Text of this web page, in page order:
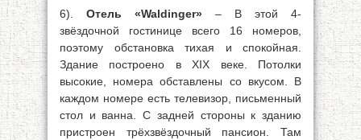
6). Отель «Waldinger» – В этой 4-
звёздочной гостинице всего 16 номеров,
поэтому обстановка тихая и спокойная.
Здание построено в XIX веке. Потолки
высокие, номера обставлены со вкусом. В
каждом номере есть телевизор, письменный
стол и ванна. С задней стороны к зданию
пристроен трёхзвёздочный пансион. Там